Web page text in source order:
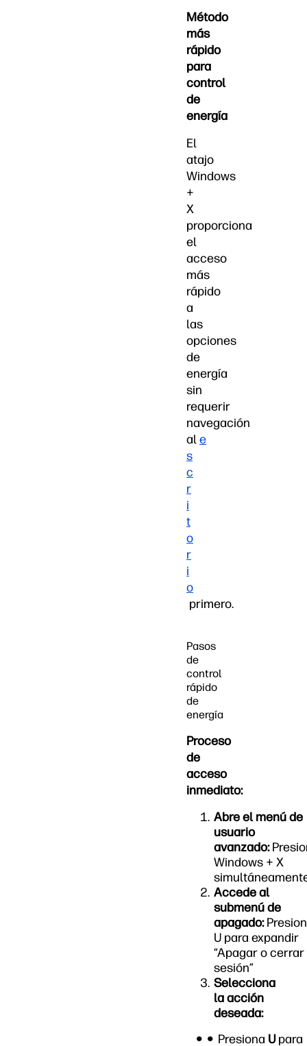
Método
más
rápido
para
control
de
energía
El
atajo
Windows
+
X
proporciona
el
acceso
más
rápido
a
las
opciones
de
energía
sin
requerir
navegación
ale
s
c
r
i
t
o
r
i
o
primero.
Pasos
de
control
rápido
de
energía
Proceso
de
acceso
inmediato:
Abre el menú de
usuario
avanzado:
Windows + X
Accede al
submenú de
apagado:
U para expandir
“Apagar o cerrar
sesión”
Selecciona
la acción
deseada:
Presiona Upara